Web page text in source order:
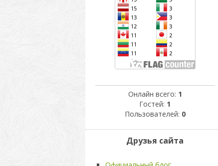
Онлайн всего: 1
Гостей: 1
Пользователей: 0
Друзья сайта